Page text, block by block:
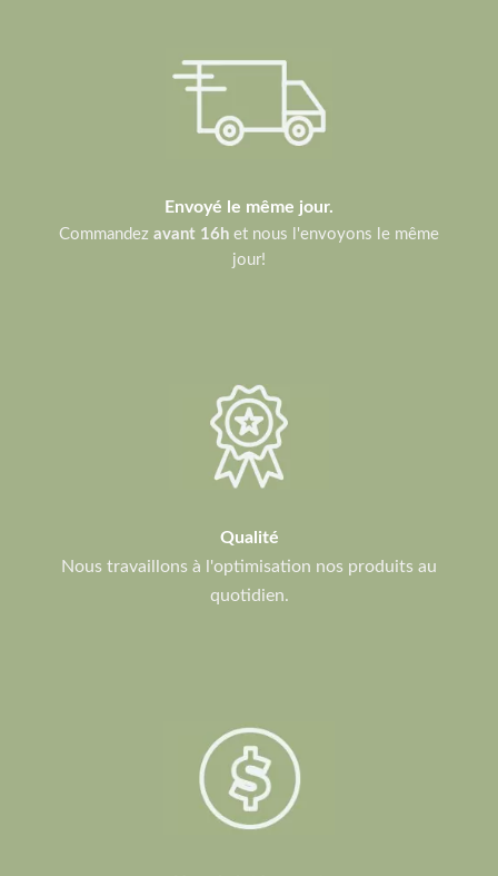
Envoyé le même jour.
Commandez avant 16h et nous l'envoyons le même
jour!
Qualité
Nous travaillons à l'optimisation nos produits au
quotidien.